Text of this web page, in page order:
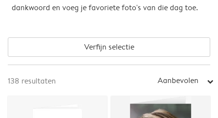
dankwoord en voeg je favoriete foto's van die dag toe.
Verfijn selectie
138 resultaten Aanbevolen arrow_right